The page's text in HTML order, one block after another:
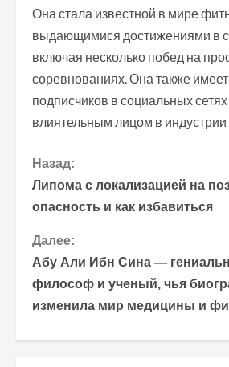
Она стала известной в мире
выдающимися достижениями в
включая несколько побед на
соревнованиях. Она также
подписчиков в социальных
влиятельным лицом в
П
р
о
д
о
л
Назад:
Липома с локализацией на
опасность и как избавиться
Далее:
Абу Али Ибн Сина —
философ и ученый, чья
изменила мир медицины и